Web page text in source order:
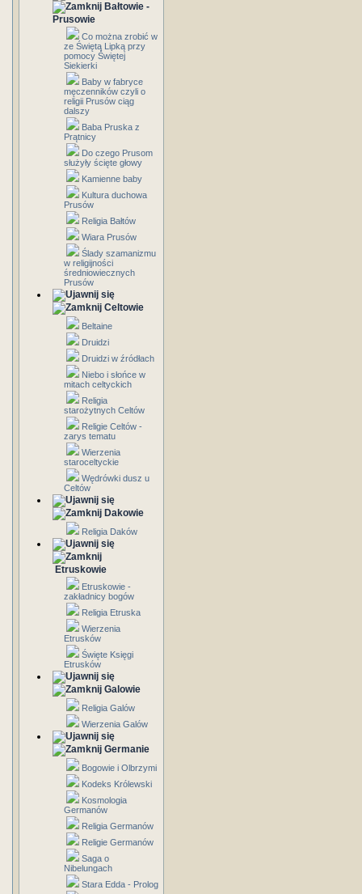
Bałtowie -
Prusowie
Co można zrobić w
ze Świętą Lipką przy
pomocy Świętej
Siekierki
Baby w fabryce
męczenników czyli o
religii Prusów ciąg
dalszy
Baba Pruska z
Prątnicy
Do czego Prusom
służyły ścięte głowy
Kamienne baby
Kultura duchowa
Prusów
Religia Bałtów
Wiara Prusów
Ślady szamanizmu
w religijności
średniowiecznych
Prusów
Celtowie
Beltaine
Druidzi
Druidzi w źródłach
Niebo i słońce w
mitach celtyckich
Religia
starożytnych Celtów
Religie Celtów -
zarys tematu
Wierzenia
staroceltyckie
Wędrówki dusz u
Celtów
Dakowie
Religia Daków
Etruskowie
Etruskowie -
zakładnicy bogów
Religia Etruska
Wierzenia
Etrusków
Święte Księgi
Etrusków
Galowie
Religia Galów
Wierzenia Galów
Germanie
Bogowie i Olbrzymi
Kodeks Królewski
Kosmologia
Germanów
Religia Germanów
Religie Germanów
Saga o
Nibelungach
Stara Edda - Prolog